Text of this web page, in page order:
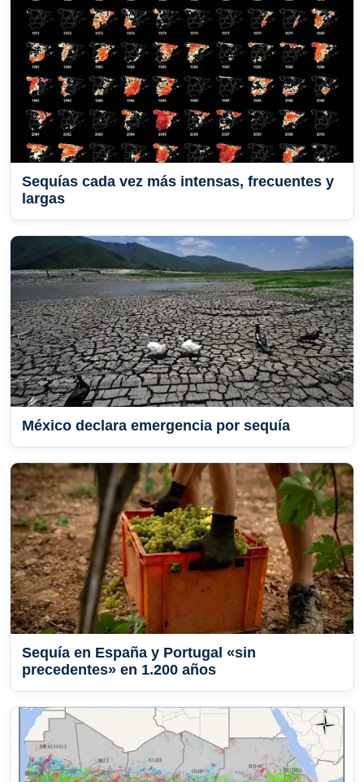
Sequías cada vez más intensas, frecuentes y
largas
México declara emergencia por sequía
Sequía en España y Portugal «sin
precedentes» en 1.200 años